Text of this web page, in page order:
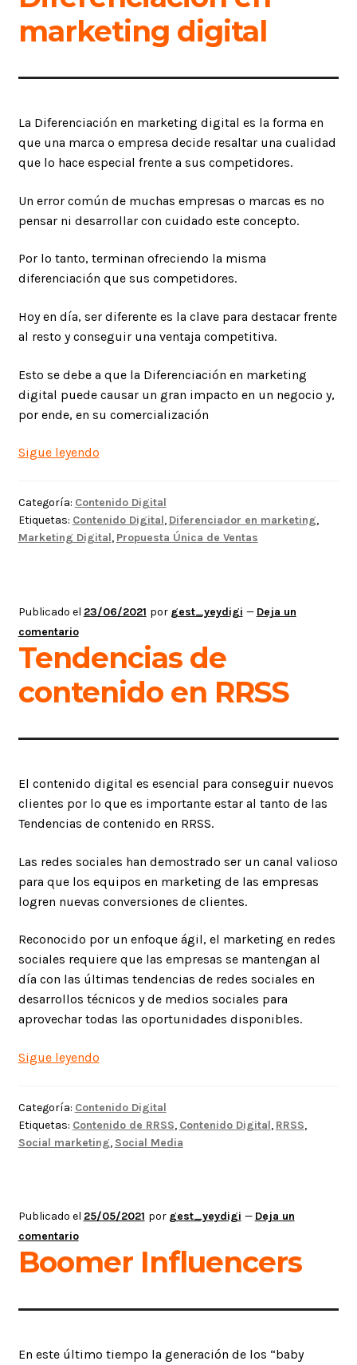
marketing digital
La Diferenciación en marketing digital es la forma en
que una marca o empresa decide resaltar una cualidad
que lo hace especial frente a sus competidores.
Un error común de muchas empresas o marcas es no
pensar ni desarrollar con cuidado este concepto.
Por lo tanto, terminan ofreciendo la misma
diferenciación que sus competidores.
Hoy en día, ser diferente es la clave para destacar frente
al resto y conseguir una ventaja competitiva.
Esto se debe a que la Diferenciación en marketing
digital puede causar un gran impacto en un negocio y,
por ende, en su comercialización
Sigue leyendoDiferenciación
digital
Categoría: Contenido Digital
Etiquetas: Contenido Digital, Diferenciador en marketing,
Marketing Digital, Propuesta Única de Ventas
Publicado el 23/06/2021 por gest_yeydigi — Deja un
comentario
Tendencias de
contenido en RRSS
El contenido digital es esencial para conseguir nuevos
clientes por lo que es importante estar al tanto de las
Tendencias de contenido en RRSS.
Las redes sociales han demostrado ser un canal valioso
para que los equipos en marketing de las empresas
logren nuevas conversiones de clientes.
Reconocido por un enfoque ágil, el marketing en redes
sociales requiere que las empresas se mantengan al
día con las últimas tendencias de redes sociales en
desarrollos técnicos y de medios sociales para
aprovechar todas las oportunidades disponibles.
Sigue leyendoTendencias
en
RRSS
Categoría: Contenido Digital
Etiquetas: Contenido de RRSS, Contenido Digital, RRSS,
Social marketing, Social Media
Publicado el 25/05/2021 por gest_yeydigi — Deja un
comentario
Boomer Influencers
En este último tiempo la generación de los “baby